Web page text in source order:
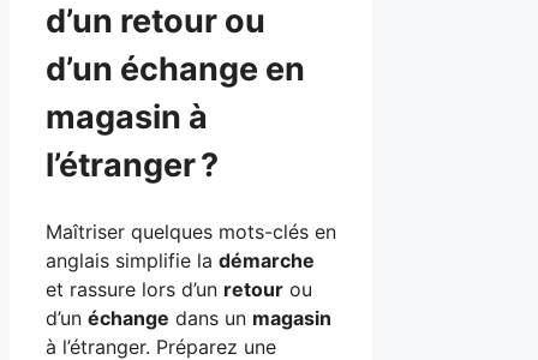
d’un retour ou
d’un échange en
magasin à
l’étranger ?
Maîtriser quelques mots-clés en
anglais simplifie la démarche
et rassure lors d’un retour ou
d’un échange dans un magasin
à l’étranger. Préparez une